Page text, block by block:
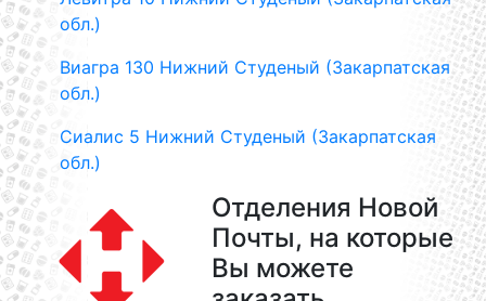
обл.)
Виагра 130 Нижний Студеный (Закарпатская
обл.)
Сиалис 5 Нижний Студеный (Закарпатская
обл.)
Отделения Новой
Почты, на которые
Вы можете